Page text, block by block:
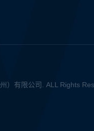
）有限公司. ALL Rights